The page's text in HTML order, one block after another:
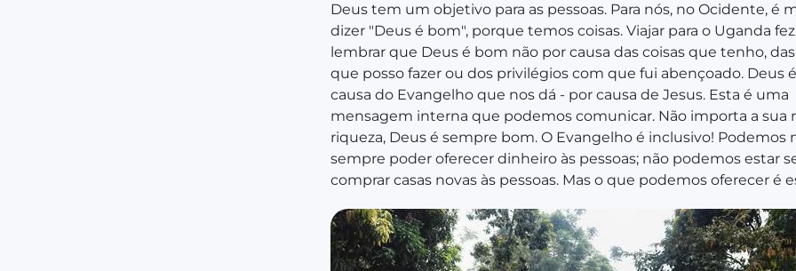
Deus tem um objetivo para as pessoas. Para nós, no Ocidente, é
dizer "Deus é bom", porque temos coisas. Viajar para o Uganda
lembrar que Deus é bom não por causa das coisas que tenho,
que posso fazer ou dos privilégios com que fui abençoado. Deus
causa do Evangelho que nos dá - por causa de Jesus. Esta é uma
mensagem interna que podemos comunicar. Não importa a sua
riqueza, Deus é sempre bom. O Evangelho é inclusivo! Podemos
sempre poder oferecer dinheiro às pessoas; não podemos estar
comprar casas novas às pessoas. Mas o que podemos oferecer é